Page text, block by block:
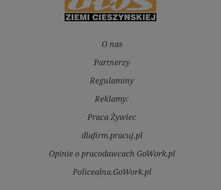
O nas
Partnerzy
Regulaminy
Reklamy:
Praca Żywiec
dlafirm.pracuj.pl
Opinie o pracodawcach GoWork.pl
Policealna.GoWork.pl